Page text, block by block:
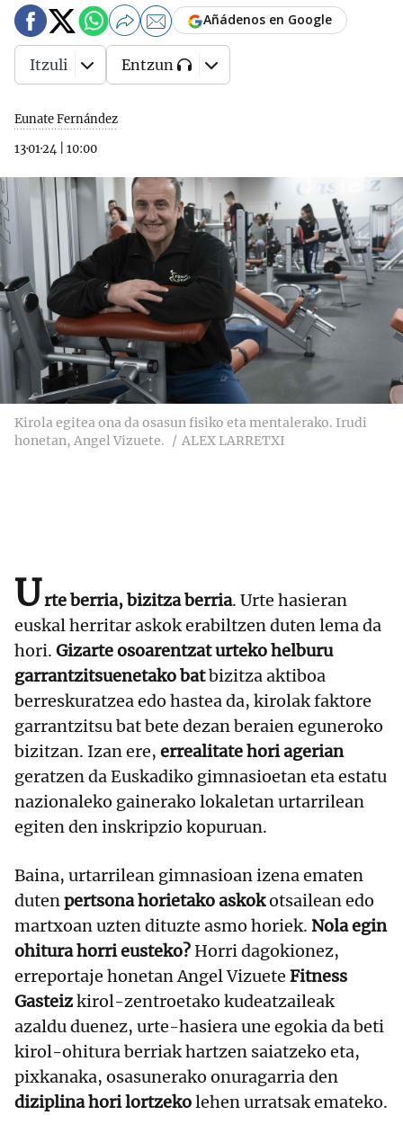
Eunate Fernández
13·01·24
10:00
Añádenos en Google
Itzuli Entzun
Kirola egitea ona da osasun fisiko eta mentalerako. Irudi
honetan, Angel Vizuete.
ALEX LARRETXI
Urte berria, bizitza berria. Urte hasieran
euskal herritar askok erabiltzen duten lema da
hori. Gizarte osoarentzat urteko helburu
garrantzitsuenetako batbizitza aktiboa
berreskuratzea edo hastea da, kirolak faktore
garrantzitsu bat bete dezan beraien eguneroko
bizitzan. Izan ere, errealitate hori agerian
geratzen da Euskadiko gimnasioetan eta estatu
nazionaleko gainerako lokaletan urtarrilean
egiten den inskripzio kopuruan.
Baina, urtarrilean gimnasioan izena ematen
dutenpertsona horietako askokotsailean edo
martxoan uzten dituzte asmo horiek. Nola egin
ohitura horri eusteko? Horri dagokionez,
erreportaje honetan Angel Vizuete Fitness
Gasteizkirol-zentroetako kudeatzaileak
azaldu duenez, urte-hasiera une egokia da beti
kirol-ohitura berriak hartzen saiatzeko eta,
pixkanaka, osasunerako onuragarria den
diziplina hori lortzekolehen urratsak emateko.